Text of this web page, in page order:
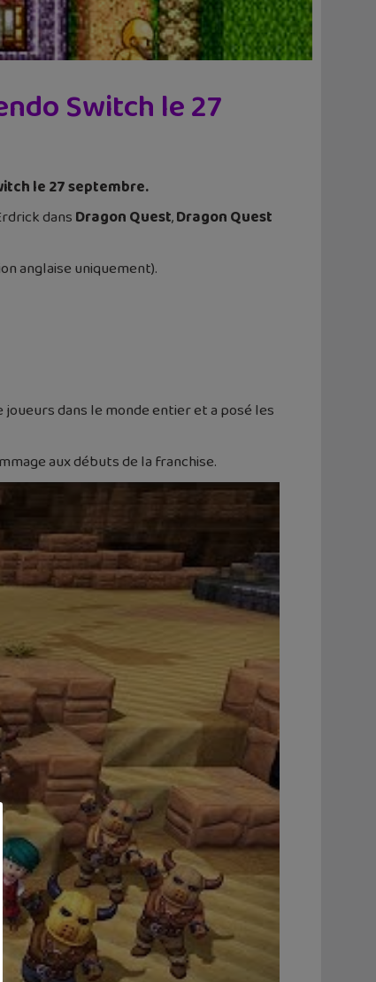
Switch le 27
le 27 septembre.
dansDragon Quest,Dragon Quest
anglaise uniquement).
dans le monde entier et a posé les
aux débuts de la franchise.